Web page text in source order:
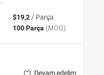
$19,2/ Parça
100 Parça (MOQ)
Devam edelim